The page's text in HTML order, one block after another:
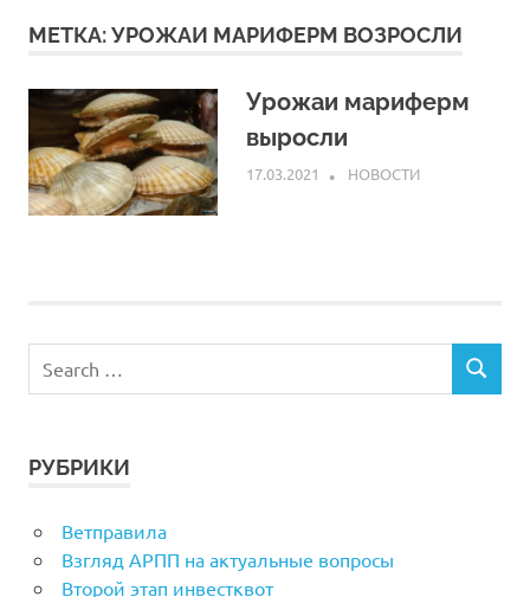
МЕТКА:УРОЖАИ МАРИФЕРМ ВОЗРОСЛИ
Урожаи мариферм
выросли
17.03.2021 ARPP
НОВОСТИ
РУБРИКИ
Ветправила
Взгляд АРПП на актуальные вопросы
Второй этап инвестквот